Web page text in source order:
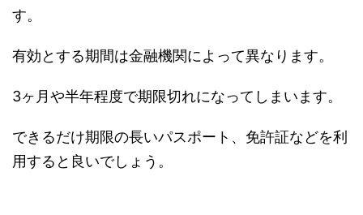
す。
有効とする期間は金融機関によって異なります。
3ヶ月や半年程度で期限切れになってしまいます。
できるだけ期限の長いパスポート、免許証などを利
用すると良いでしょう。